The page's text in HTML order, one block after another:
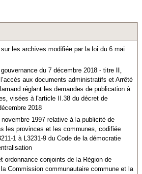
les archives modifiée par la loi du 6 mai
du 7 décembre 2018 - titre II,
aux documents administratifs et Arrêté
réglant les demandes de publication à
visées à l'article II.38 du décret de
2018
1997 relative à la publicité de
les provinces et les communes, codifiée
1 à L3231-9 du Code de la démocratie
ordonnance conjoints de la Région de
Commission communautaire commune et la